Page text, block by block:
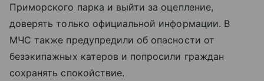
Приморского парка и выйти за оцепление,
доверять только официальной информации. В
МЧС также предупредили об опасности от
безэкипажных катеров и попросили граждан
сохранять спокойствие.